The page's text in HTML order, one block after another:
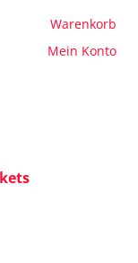
Warenkorb
Mein Konto